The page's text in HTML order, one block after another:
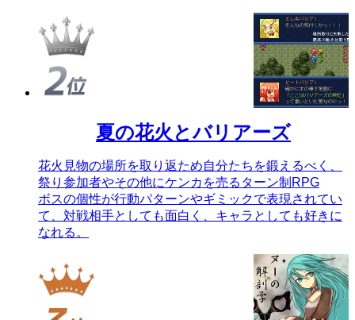
夏の花火とバリアーズ
花火見物の場所を取り返ため自分たちを鍛えるべく、
祭り参加者やその他にケンカを売るターン制RPG
ボスの個性が行動パターンやギミックで表現されてい
て、対戦相手としても面白く、キャラとしても好きに
なれる。